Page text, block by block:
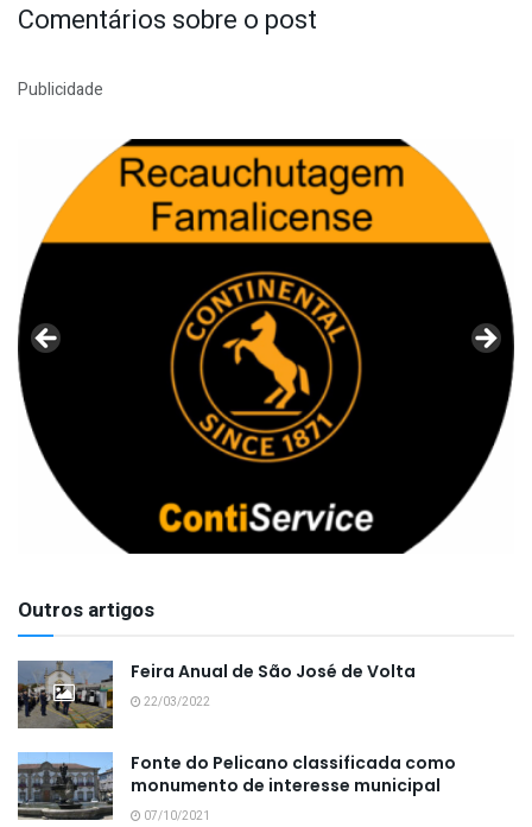
Comentários sobre o post
Publicidade
Outros artigos
Feira Anual de São José de Volta
22/03/2022
Fonte do Pelicano classificada como
monumento de interesse municipal
07/10/2021